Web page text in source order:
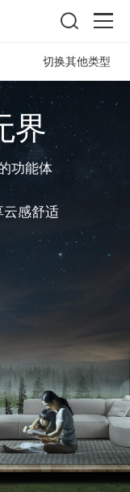
界
功能体
云感舒适
切换其他类型